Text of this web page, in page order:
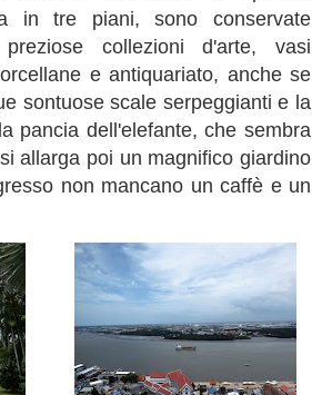
in tre piani, sono conservate
collezioni d'arte, vasi
e antiquariato, anche se
sontuose scale serpeggianti e la
pancia dell'elefante, che sembra
allarga poi un magnifico giardino
non mancano un caffè e un